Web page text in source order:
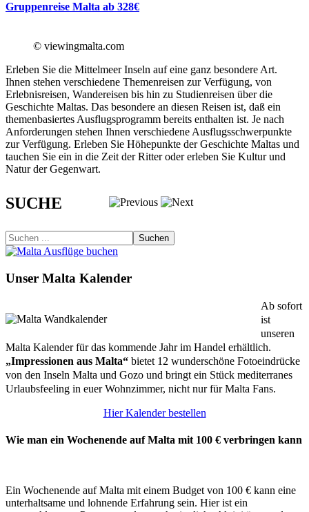
Gruppenreise Malta ab 328€
© viewingmalta.com
Erleben Sie die Mittelmeer Inseln auf eine ganz besondere Art.
Ihnen stehen verschiedene Themenreisen zur Verfügung, von
Erlebnisreisen, Wandereisen bis hin zu Studienreisen über die
Geschichte Maltas. Das besondere an diesen Reisen ist, daß ein
themenbasiertes Ausflugsprogramm bereits enthalten ist. Je nach
Anforderungen stehen Ihnen verschiedene Ausflugsschwerpunkte
zur Verfügung. Erleben Sie Höhepunkte der Geschichte Maltas und
tauchen Sie ein in die Zeit der Ritter oder erleben Sie Kultur und
Natur der Gegenwart.
SUCHE
Suchen
Unser Malta Kalender
Ab sofort
ist
unseren
Malta Kalender für das kommende Jahr im Handel erhältlich.
„Impressionen aus Malta“ bietet 12 wunderschöne Fotoeindrücke
von den Inseln Malta und Gozo und bringt ein Stück mediterranes
Urlaubsfeeling in euer Wohnzimmer, nicht nur für Malta Fans.
Hier Kalender bestellen
Wie man ein Wochenende auf Malta mit 100 € verbringen kann
Ein Wochenende auf Malta mit einem Budget von 100 € kann eine
unterhaltsame und lohnende Erfahrung sein. Hier ist ein